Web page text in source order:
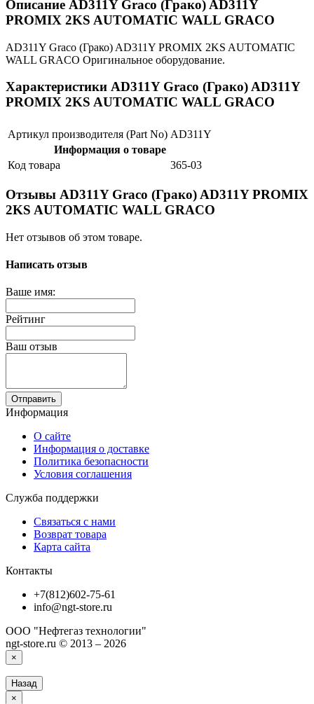
Описание AD311Y Graco (Грако) AD311Y
PROMIX 2KS AUTOMATIC WALL GRACO
AD311Y Graco (Грако) AD311Y PROMIX 2KS AUTOMATIC
WALL GRACO Оригинальное оборудование.
Характеристики AD311Y Graco (Грако) AD311Y
PROMIX 2KS AUTOMATIC WALL GRACO
Артикул производителя (Part No) AD311Y
Информация о товаре
Код товара
365-03
Отзывы AD311Y Graco (Грако) AD311Y PROMIX
2KS AUTOMATIC WALL GRACO
Нет отзывов об этом товаре.
Написать отзыв
Ваше имя:
Рейтинг
Ваш отзыв
Отправить
Информация
О сайте
Информация о доставке
Политика безопасности
Условия соглашения
Служба поддержки
Связаться с нами
Возврат товара
Карта сайта
Контакты
+7(812)602-75-61
info@ngt-store.ru
ООО "Нефтегаз технологии"
ngt-store.ru © 2013 – 2026
×
Назад
×